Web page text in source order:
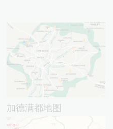
加德满都地图